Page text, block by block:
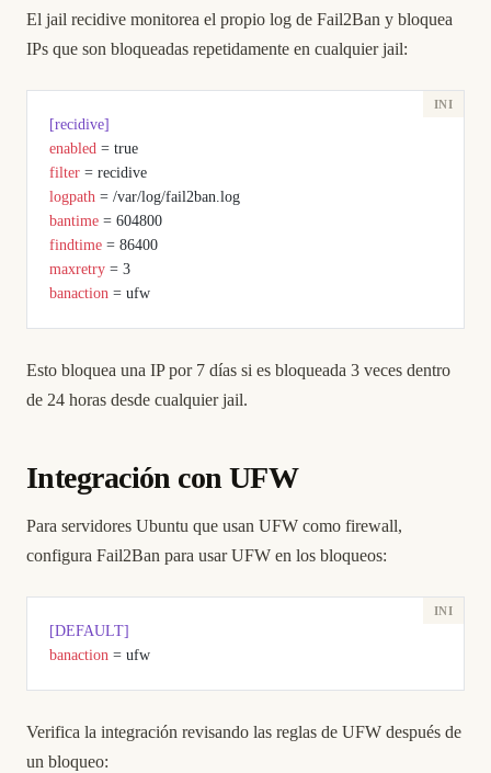
El jail recidive monitorea el propio log de Fail2Ban y bloquea
IPs que son bloqueadas repetidamente en cualquier jail:
[recidive]
enabled = true
filter = recidive
logpath = /var/log/fail2ban.log
bantime = 604800
findtime = 86400
maxretry = 3
banaction = ufw
Esto bloquea una IP por 7 días si es bloqueada 3 veces dentro
de 24 horas desde cualquier jail.
Integración con UFW
Para servidores Ubuntu que usan UFW como firewall,
configura Fail2Ban para usar UFW en los bloqueos:
[DEFAULT]
banaction = ufw
Verifica la integración revisando las reglas de UFW después de
un bloqueo: